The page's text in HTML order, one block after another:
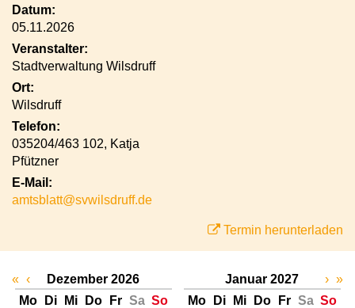
Datum:
05.11.2026
Veranstalter:
Stadtverwaltung Wilsdruff
Ort:
Wilsdruff
Telefon:
035204/463 102, Katja
Pfützner
E-Mail:
amtsblatt@svwilsdruff.de
Termin herunterladen
« ‹
Dezember 2026
Mo
Di Mi Do Fr Sa So
Januar 2027
Mo
Di Mi Do Fr Sa So
› »